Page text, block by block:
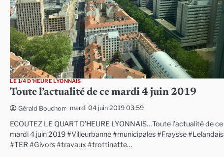
LE 1/4 D'HEURE LYONNAIS
Toute l’actualité de ce mardi 4 juin 2019
Gérald Bouchon mardi 04 juin 2019 03:59
ECOUTEZ LE QUART D’HEURE LYONNAIS…Toute l’actualité de ce
mardi 4 juin 2019 #Villeurbanne #municipales #Fraysse #Lelandais
#TER #Givors #travaux #trottinette…